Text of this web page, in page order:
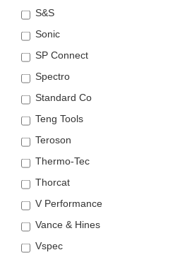
S&S
Sonic
SP Connect
Spectro
Standard Co
Teng Tools
Teroson
Thermo-Tec
Thorcat
V Performance
Vance & Hines
Vspec